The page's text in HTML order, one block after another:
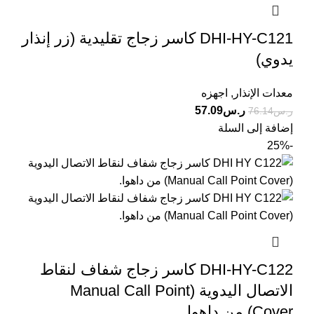
DHI-HY-C121 كاسر زجاج تقليدية (زر إنذار
يدوي)
معدات الإنذار , اجهزه
ر.س76.14 ر.س57.09
إضافة إلى السلة
-25%
DHI-HY-C122 كاسر زجاج شفاف لنقاط
الاتصال اليدوية (Manual Call Point